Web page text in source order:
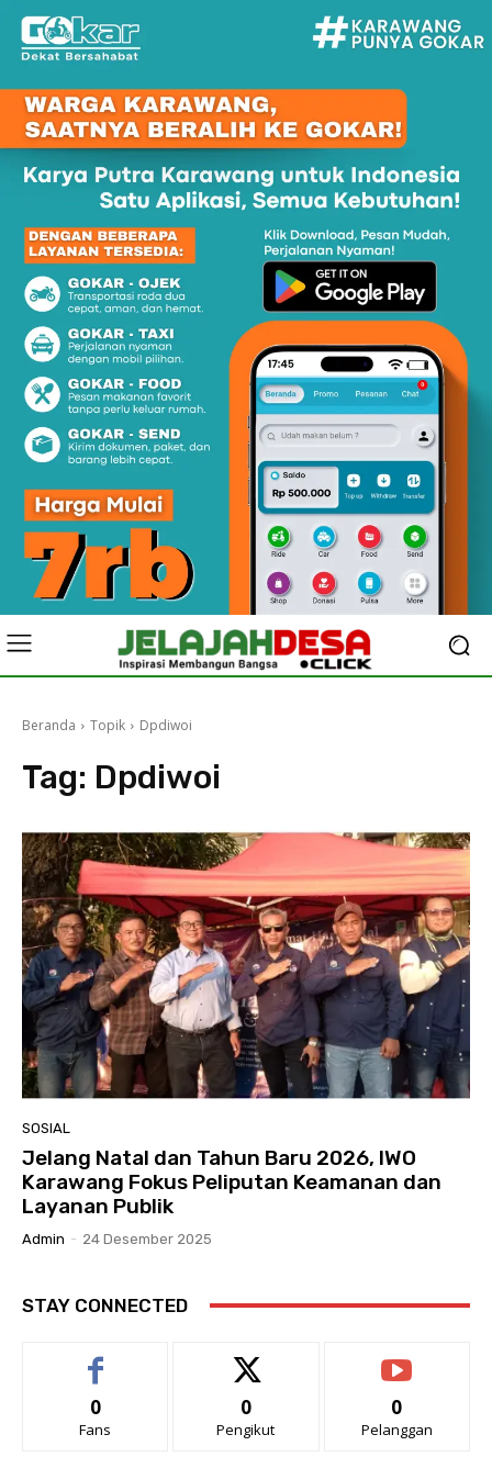
Beranda Topik Dpdiwoi
Tag: Dpdiwoi
SOSIAL
Jelang Natal dan Tahun Baru 2026, IWO
Karawang Fokus Peliputan Keamanan dan
Layanan Publik
Admin - 24 Desember 2025
STAY CONNECTED
0
Fans
0
Pengikut
0
Pelanggan